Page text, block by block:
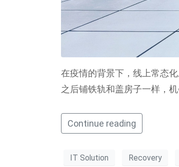
在疫情的背景下，线上常态
之后铺铁轨和盖房子一样，机
Continue reading
IT Solution Recovery